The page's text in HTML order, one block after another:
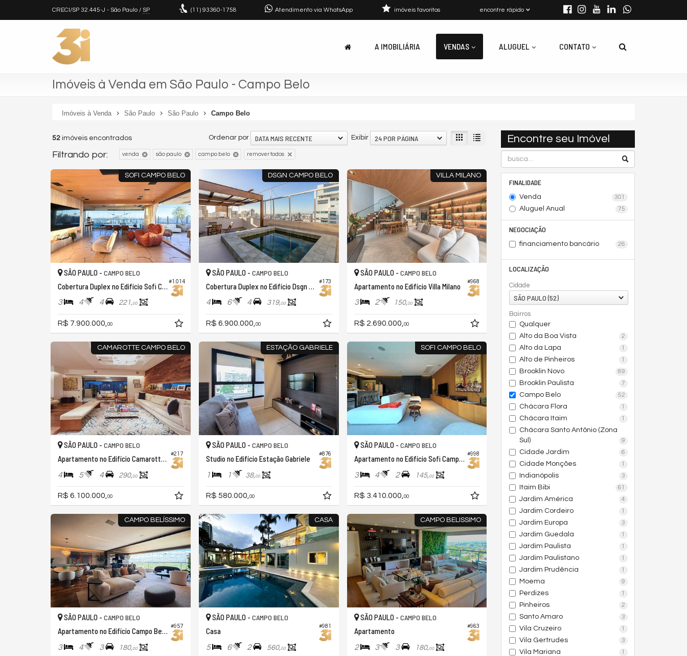
CRECI/SP 32.445-J - São Paulo / SP (11) 93360-1758 Atendimento via WhatsApp encontre rápido
imóveis favoritos
A IMOBILIÁRIA VENDAS ALUGUEL CONTATO
Imóveis à Venda em São Paulo - Campo Belo
Imóveis à Venda São Paulo São Paulo Campo Belo
Encontre seu Imóvel
FINALIDADE
Venda 301
Aluguel Anual 75
NEGOCIAÇÃO
financiamento bancário 26
LOCALIZAÇÃO
Cidade
SÃO PAULO (52)
Bairros
Qualquer
Alto da Boa Vista
2
Alto da Lapa 1
Alto de Pinheiros 1
Brooklin Novo 89
Brooklin Paulista 7
Campo Belo 52
Chácara Flora 1
Chácara Itaim 1
Chácara Santo Antônio (Zona
Sul)
9
Cidade Jardim 6
Cidade Monções 1
Indianópolis 3
Itaim Bibi 61
Jardim América 4
Jardim Cordeiro 1
Jardim Europa 3
Jardim Guedala 1
Jardim Paulista 1
Jardim Paulistano 1
Jardim Prudência 1
Moema 9
Perdizes 1
Pinheiros 2
Santo Amaro 3
Vila Cruzeiro 1
Vila Gertrudes 3
Vila Mariana 1
52 imóveis encontrados Exibir 24 POR PÁGINA
Ordenar por DATA MAIS RECENTE
Filtrando por: venda são paulo campo belo remover todos
SOFI CAMPO BELO
#1.014
SÃO PAULO - CAMPO BELO
Cobertura Duplex no Edifício Sofi Campo Belo
3 4 4 221,00
R$ 7.900.000, 00
DSGN CAMPO BELO
#173
SÃO PAULO - CAMPO BELO
Cobertura Duplex no Edifício Dsgn Campo Belo
4 6 4 319,00
R$ 6.900.000, 00
VILLA MILANO
#968
SÃO PAULO - CAMPO BELO
Apartamento no Edifício Villa Milano
3 2 150,00
R$ 2.690.000, 00
CAMAROTTE CAMPO BELO
#217
SÃO PAULO - CAMPO BELO
Apartamento no Edifício Camarotte Campo Belo
4 5 4 290,00
R$ 6.100.000,00
ESTAÇÃO GABRIELE
#876
SÃO PAULO - CAMPO BELO
Studio no Edifício Estação Gabriele
1 1 38,00
R$ 580.000,00
SOFI CAMPO BELO
#998
SÃO PAULO - CAMPO BELO
Apartamento no Edifício Sofi Campo Belo
3 4 2 145,00
R$ 3.410.000,00
CAMPO BELÍSSIMO
#957
SÃO PAULO - CAMPO BELO
Apartamento no Edifício Campo Belíssimo
3 4 3 180,00
CASA
#981
SÃO PAULO - CAMPO BELO
Casa
5 6 2 560,00
CAMPO BELISSIMO
#963
SÃO PAULO - CAMPO BELO
Apartamento
2 3 3 180,00